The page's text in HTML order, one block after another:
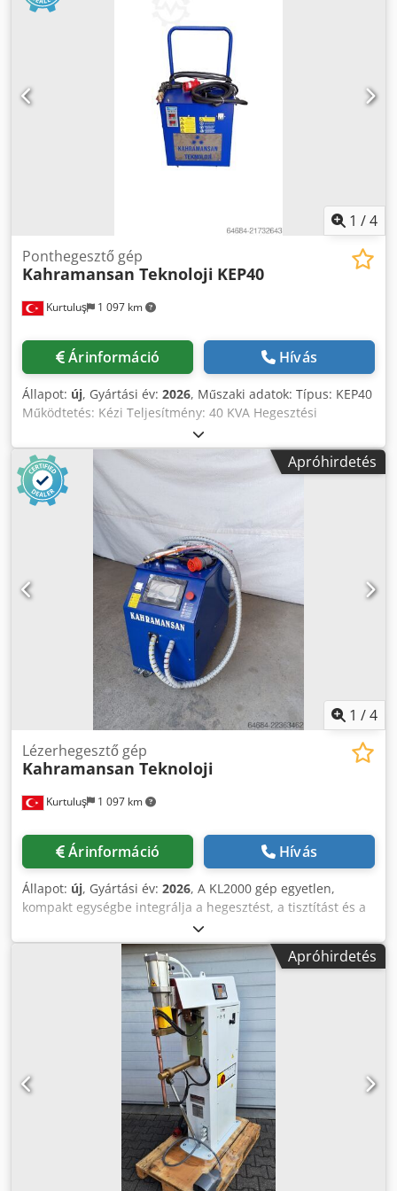
Számos egyedi ponthegesztő géppel is rendelkezünk
1 /4
Kurtuluş 1 097 km
Ponthegesztő gép
Kahramansan Teknoloji KEP40
Árinformáció Hívás
Állapot: új, Gyártási év: 2026, Műszaki adatok: Típus: KEP40
Működtetés: Kézi Teljesítmény: 40 KVA Hegesztési
kapacitás: 1+1 mm lágyacél Teljesítményszint: %0-100,
digitális mikrokontrollerrel állítható Hegesztési idő: 1-99
ciklus (20ms - 2s), digitális mikrokontrollerrel
szabályozható Bemeneti feszültség: 380V/50Hz
Védőbiztosíték: 63A Rugalmas pisztolykar kábel hossza:
250cm Rugalmas vázkábel hossza: 100cm Betápkábel: 3m
Védettségi osztály: IP21 Méretek (Sz/M/M): 530mm x
430mm x 610mm Chodpfx Aoy Dildsitsa Tömeg: 116kg
Apróhirdetés
1 /4
Kurtuluş 1 097 km
Lézerhegesztő gép
Kahramansan Teknoloji
Árinformáció Hívás
Állapot: új, Gyártási év: 2026, A KL2000 gép egyetlen,
kompakt egységbe integrálja a hegesztést, a tisztítást és a
vágást. Energiahatékony, alacsony karbantartási igényű, és
biztosítja a nagy pontosságot és a gyors működési
sebességet a különböző fémek esetében. Műszaki adatok:
Lézerforrás: 2 kW Lézer típusa: Száloptikai lézer (Raycus)
Lézer hullámhossza: 1080 nm Teljesítmény beállítása: 10–
100% Kimozdulási teljesítmény stabilitása: < 3% Központi
fókuszpont távolsága: 150 mm Codpfozmtmhex Aiteha
Állítható axiális futás (hegesztési varrat): 0,1–5 mm
Lézerhűtő rendszer: Beépített vízhűtő Tápfeszültség: 220 V,
50 Hz Gép teljesítménye: ≤ 9,5 kW Működési környezet
hőmérséklete: 10–40 °C Működési környezet páratartalma:
< 70% (páralecsapódás nélkül) Lézerfej kábelhossza: 8 m
Gép méretei (H x Sz x M): 1000 x 550 x 650 mm Súly: 210 kg
CE tanúsítvány: Tartalmazza
Apróhirdetés